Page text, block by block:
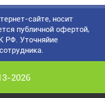
сайте, носит
публичной офертой,
РФ. Уточняйие
2026